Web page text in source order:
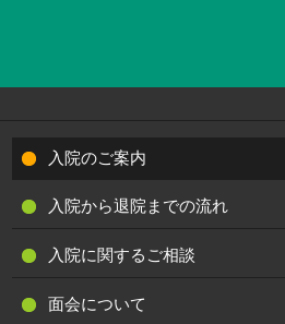
入院のご案内
入院から退院までの流れ
入院に関するご相談
面会について